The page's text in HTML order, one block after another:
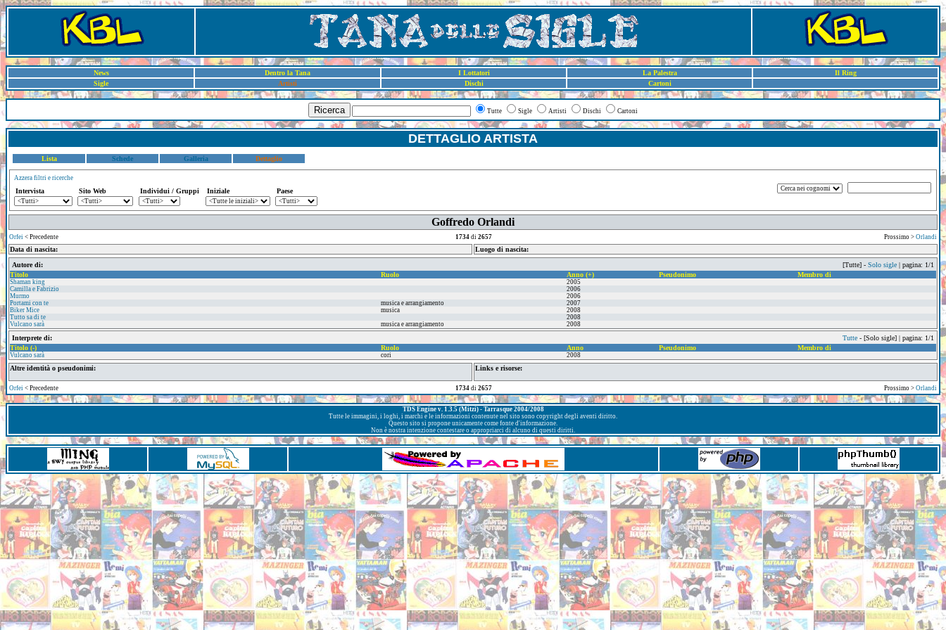
News Dentro la Tana I Lottatori La Palestra
Il Ring
Sigle
Artisti Dischi Cartoni
Ricerca Tutte Sigle Artisti Dischi Cartoni
DETTAGLIO ARTISTA
Lista Schede Galleria Dettaglio
Azzera filtri e ricerche
Intervista Sito Web Individui / Gruppi Iniziale Paese
Goffredo Orlandi
Orfei < Precedente 1734di 2657 Prossimo > Orlandi
Data di nascita:
Luogo di nascita:
Autore di:
[Tutte] - Solo sigle | pagina: 1/1
Titolo
Ruolo Anno (+) Pseudonimo Membro di
Shaman king
2005
Camilla e Fabrizio
2006
Murmo
2006
Portami con te
musica e arrangiamento
2007
Biker Mice
musica
2008
Tutto sa di te
2008
Vulcano sarà
musica e arrangiamento 2008
Interprete di: Tutte - [Solo sigle] | pagina: 1/1
Titolo (-)
Ruolo Anno Pseudonimo Membro di
Vulcano sarà cori 2008
Altre identità o pseudonimi: Links e risorse:
Orfei < Precedente 1734di 2657 Prossimo > Orlandi
TDS Engine v. 1.3.5 (Mitzi) - Tarrasque 2004/2008
Tutte le immagini, i loghi, i marchi e le informazioni contenute nel sito sono copyright degli aventi diritto.
Questo sito si propone unicamente come fonte d'informazione.
Non è nostra intenzione contestare o appropriarci di alcuno di questi diritti.